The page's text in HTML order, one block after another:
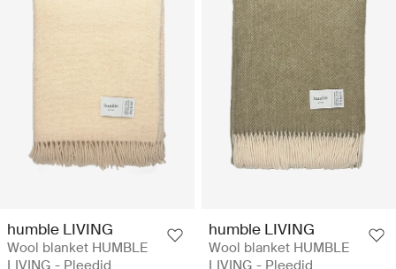
humble LIVING
Wool blanket HUMBLE
humble LIVING
Wool blanket HUMBLE